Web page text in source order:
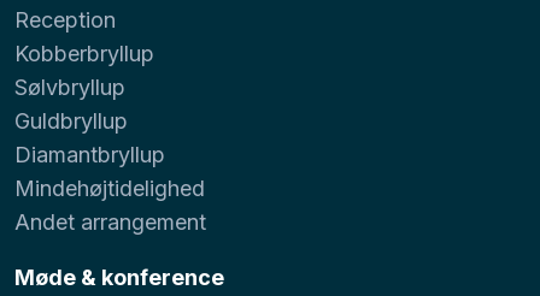
Reception
Kobberbryllup
Sølvbryllup
Guldbryllup
Diamantbryllup
Mindehøjtidelighed
Andet arrangement
Møde & konference